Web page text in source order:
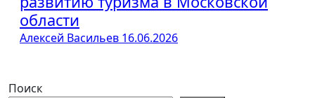
области
Алексей Васильев 16.06.2026
Поиск